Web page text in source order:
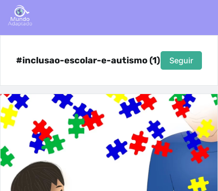
#inclusao-escolar-e-autismo (1) Seguir